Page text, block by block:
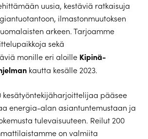
uusia, kestäviä ratkaisuja
ilmastonmuutoksen
arkeen. Tarjoamme
sekä
monille eri aloille Kipinä-
kautta kesälle 2023.
kesätyöntekijäharjoittelijaa pääsee
energia-alan asiantuntemustaan ja
tulevaisuuteen. Reilut 200
on valmiita